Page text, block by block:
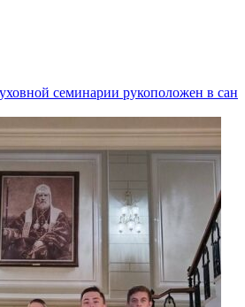
семинарии рукоположен в сан